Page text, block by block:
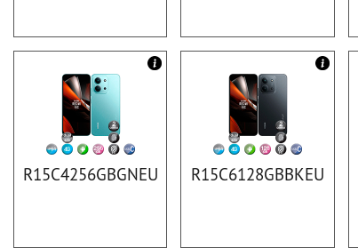
R15C4256GBGNEU R15C6128GBBKEU